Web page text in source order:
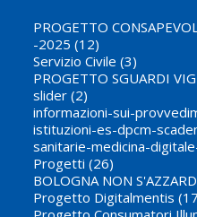
PROGETTO
-2025 (12)
Servizio Civile (3)
PROGETTO SGUARDI
slider (2)
informazioni-sui-
istituzioni-es-dpcm-
sanitarie-medicina-
Progetti (26)
BOLOGNA NON
Progetto Digitalmentis